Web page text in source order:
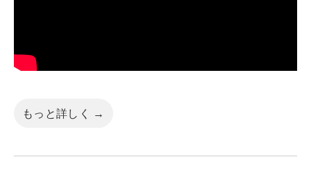
もっと詳しく →